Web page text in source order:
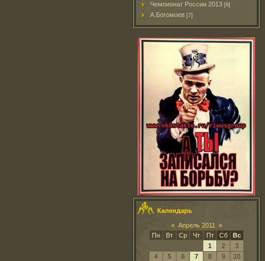
Чемпионат России 2013 [6]
А.Богомоев [7]
Календарь
« Апрель 2011
»
Пн
Вт Ср Чт Пт Сб
Вс
1
2
3
4
5 6 7 8 9
10